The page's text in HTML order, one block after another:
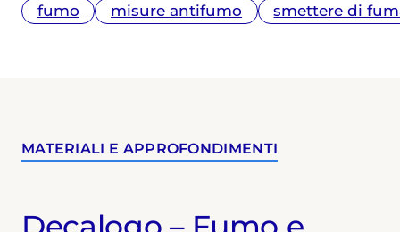
fumo misure antifumo smettere di
MATERIALI E APPROFONDIMENTI